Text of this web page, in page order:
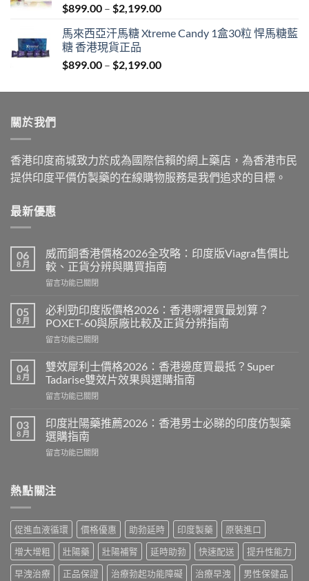
$1,939.00
$899.00 – $2,199.00Price
$899.00
$2,199.00
馬來西亞汗馬糖 Xtreme Candy 1盒30粒 悍馬糖藍
糖 香港現貨正品
$899.00 – $2,199.00Price
$899.00
關於我們
香港印度商城致力於成為國際信賴的網上藥店，為香港市民
提供印度平價仿製藥的在線購物服務是我們追求的目標。
最新優惠
06
8 月
威而鋼香港價格2026全攻略：印度版Viagra售價比
較、正貨分辨與購買指南
在
而
鋼
香
港
格
2026
攻
印
度
Viagra
比
貨
分
辨
與
購
留言功能已關閉
05
8 月
必利勁印度版價格2026：香港哪裡買最划算？
POXET-60與原廠比較及正貨分辨指南
在
利
勁
印
度
價
格
2026：
香
裡
划
算？
POXET-
60
與
留言功能已關閉
04
8 月
雙效犀利士價格2026：香港邊度買最抵？Super
Tadarise雙效片效果與選購指南
在
效
犀
利
士
2026：
邊
度
買
最
抵？
留言功能已關閉
03
8 月
印度壯陽藥推薦2026：香港男士必睇的印度仿製藥
選購指南
在
壯
陽
推
薦
2026：
香
港
留言功能已關閉
熱點關注
促進血液循環 價格優惠 助勃延時 印度製藥
原裝進口
增大增粗
壯陽藥 壯陽補腎 延時助勃 快速配送
提升性能力
早洩治療
正品保證 治療勃起功能障礙 治療早洩
男性保健品